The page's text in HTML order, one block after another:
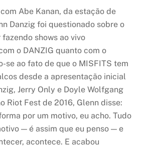
Abe Kanan, da estação de
Danzig foi questionado sobre o
shows ao vivo
o DANZIG quanto com o
se ao fato de que o MISFITS tem
desde a apresentação inicial
Jerry Only e Doyle Wolfgang
Riot Fest de 2016, Glenn disse:
por um motivo, eu acho. Tudo
— é assim que eu penso — e
acontece. E acabou